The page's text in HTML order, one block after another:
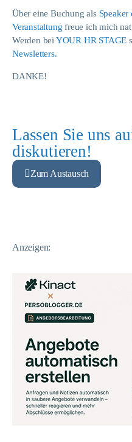
Über eine Buchung als
Veranstaltung freue ich mich
Werden beiYOUR HR STAGE
Newsletters.
DANKE!
Lassen Sie uns
diskutieren!
Zum Austausch
Anzeigen: